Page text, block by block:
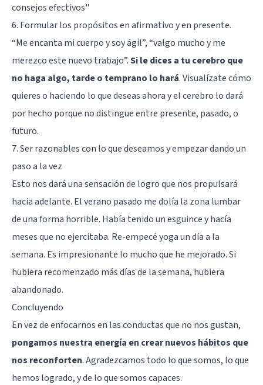
consejos efectivos"
6. Formular los propósitos en afirmativo y en presente.
“Me encanta mi cuerpo y soy ágil”, “valgo mucho y me
merezco este nuevo trabajo”.Si le dices a tu cerebro que
no haga algo, tarde o temprano lo hará. Visualízate cómo
quieres o haciendo lo que deseas ahora y el cerebro lo dará
por hecho porque no distingue entre presente, pasado, o
futuro.
7. Ser razonables con lo que deseamos y empezar dando un
paso a la vez
Esto nos dará una sensación de logro que nos propulsará
hacia adelante. El verano pasado me dolía la zona lumbar
de una forma horrible. Había tenido un esguince y hacía
meses que no ejercitaba. Re-empecé yoga un día a la
semana. Es impresionante lo mucho que he mejorado. Si
hubiera recomenzado más días de la semana, hubiera
abandonado.
Concluyendo
En vez de enfocarnos en las conductas que no nos gustan,
pongamos nuestra energía en crear nuevos hábitos que
nos reconforten. Agradezcamos todo lo que somos, lo que
hemos logrado, y de lo que somos capaces.